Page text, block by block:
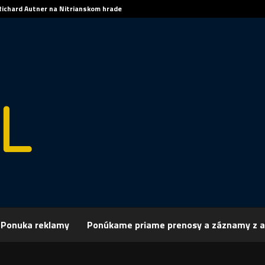
Autner na Nitrianskom hrade
Ponuka reklamy Ponúkame priame prenosy a záznamy z
Archív Relácie Central Live CENTRAL live – magazín 10.11.2017